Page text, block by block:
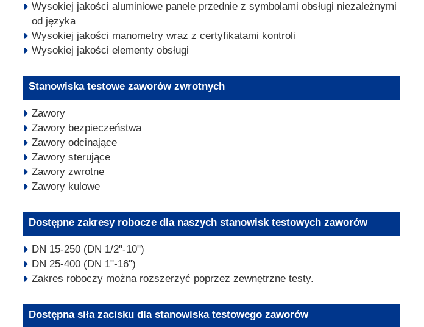
Wysokiej jakości aluminiowe panele przednie z symbolami obsługi niezależnymi
od języka
Wysokiej jakości manometry wraz z certyfikatami kontroli
Wysokiej jakości elementy obsługi
Stanowiska testowe zaworów zwrotnych
Zawory
Zawory bezpieczeństwa
Zawory odcinające
Zawory sterujące
Zawory zwrotne
Zawory kulowe
Dostępne zakresy robocze dla naszych stanowisk testowych zaworów
DN 15-250 (DN 1/2"-10")
DN 25-400 (DN 1"-16")
Zakres roboczy można rozszerzyć poprzez zewnętrzne testy.
Dostępna siła zacisku dla stanowiska testowego zaworów